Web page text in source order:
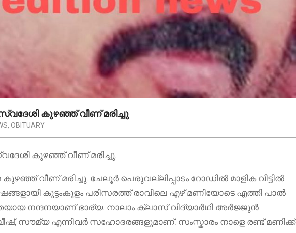
കുഴഞ്ഞ് വീണ് മരിച്ചു
, OBITUARY
കുഴഞ്ഞ് വീണ് മരിച്ചു.
കുഴഞ്ഞ് വീണ് മരിച്ചു. ചേലൂർ പെരുവല്ലിപ്പാടം റോഡിൽ മാളിക വീട്ടിൽ
കുട്ടംകുളം പരിസരത്ത് രാവിലെ എഴ് മണിയോടെ എത്തി പാൽ
നന്ദനയാണ് ഭാര്യ. നാലാം ക്ലാസ് വിദ്യാർഥി അർജ്ജുൻ
സൗമ്യ എന്നിവർ സഹോദരങ്ങളുമാണ്. സംസ്കാരം നാളെ രണ്ട് മണിക്ക്